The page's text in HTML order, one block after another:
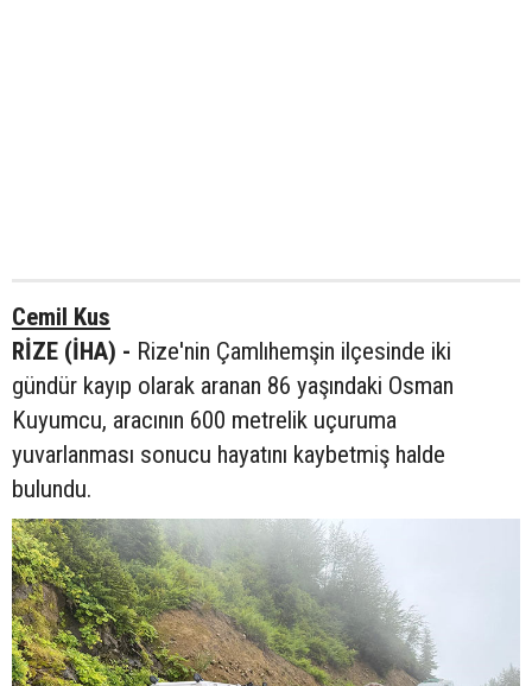
Cemil Kus
RİZE (İHA) - Rize'nin Çamlıhemşin ilçesinde iki
gündür kayıp olarak aranan 86 yaşındaki Osman
Kuyumcu, aracının 600 metrelik uçuruma
yuvarlanması sonucu hayatını kaybetmiş halde
bulundu.